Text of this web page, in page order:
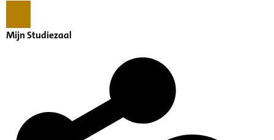
Mijn Studiezaal